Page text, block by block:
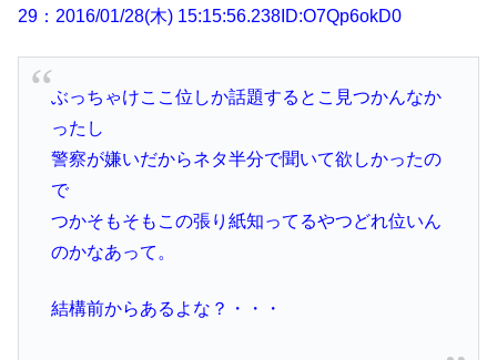
29：2016/01/28(木) 15:15:56.238ID:O7Qp6okD0
ぶっちゃけここ位しか話題するとこ見つかんなか
ったし
警察が嫌いだからネタ半分で聞いて欲しかったの
で
つかそもそもこの張り紙知ってるやつどれ位いん
のかなあって。
結構前からあるよな？・・・